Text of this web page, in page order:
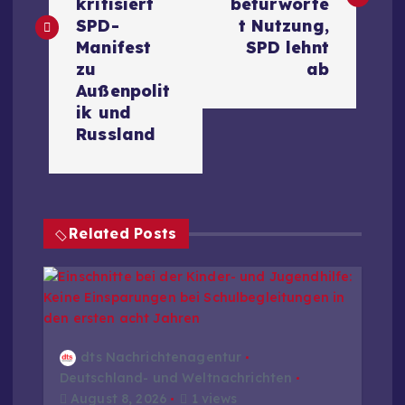
t
g
s
n
a
kritisiert
SPD-
Manifest
zu
Außenpolit
ik und
Russland
befürworte
t Nutzung,
SPD lehnt
ab
Related Posts
dts Nachrichtenagentur
Deutschland- und Weltnachrichten
August 8, 2026
1 views